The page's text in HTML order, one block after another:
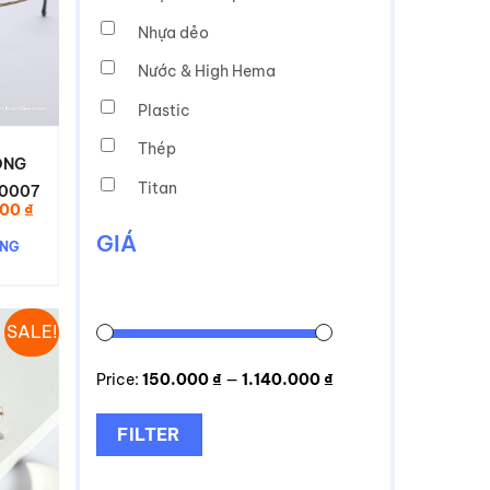
₫.
₫Giá
SALE!
Nhựa dẻo
Nước & High Hema
Plastic
Thép
Titan
GIÁ
Price: 150.000 ₫— 1.140.000 ₫
FILTER